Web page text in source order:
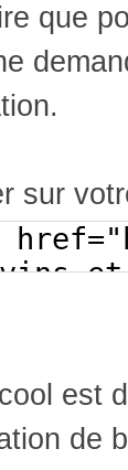
que
sur
est
de